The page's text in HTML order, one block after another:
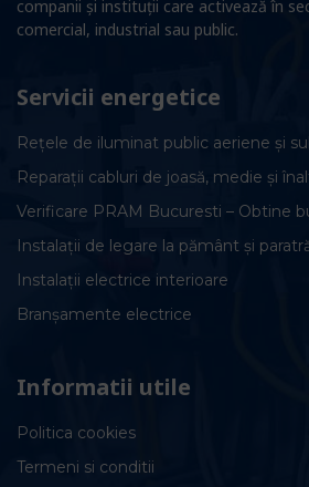
companii și instituții care activează în
comercial, industrial sau public.
Servicii energetice
Rețele de iluminat public aeriene și
Reparații cabluri de joasă, medie și
Verificare PRAM Bucuresti – Obtine
Instalații de legare la pământ și
Instalații electrice interioare
Branșamente electrice
Informatii utile
Politica cookies
Termeni si conditii